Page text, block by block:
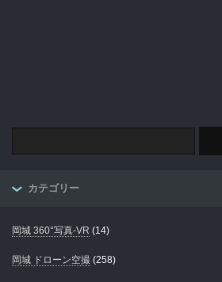
カテゴリー
岡城 360°写真-VR (14)
岡城 ドローン空撮 (258)